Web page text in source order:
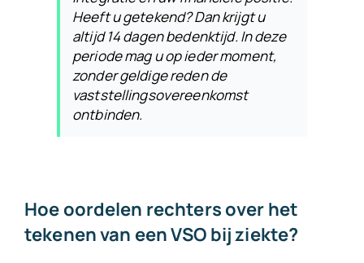
Heeft u getekend? Dan krijgt u
altijd 14 dagen bedenktijd. In deze
periode mag u op ieder moment,
zonder geldige reden de
vaststellingsovereenkomst
ontbinden.
Hoe oordelen rechters over het
tekenen van een VSO bij ziekte?